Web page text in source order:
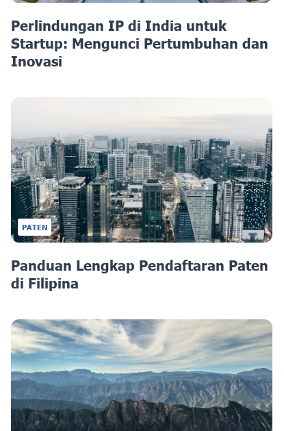
Perlindungan IP di India untuk
Startup: Mengunci Pertumbuhan dan
Inovasi
PATEN
Panduan Lengkap Pendaftaran Paten
di Filipina